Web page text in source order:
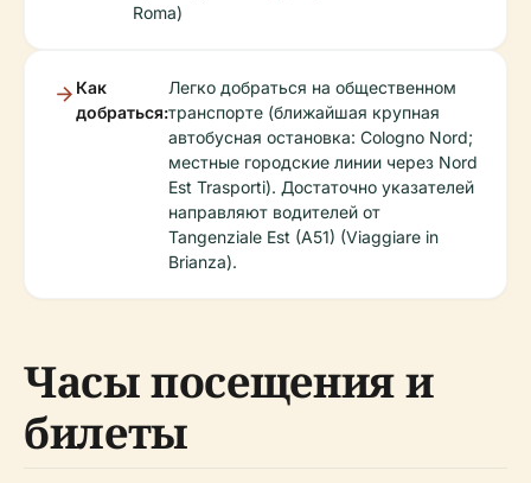
Roma)
Как
добраться:
Легко добраться на общественном
транспорте (ближайшая крупная
автобусная остановка: Cologno Nord;
местные городские линии через Nord
Est Trasporti). Достаточно указателей
направляют водителей от
Tangenziale Est (A51) (Viaggiare in
Brianza).
Часы посещения и
билеты